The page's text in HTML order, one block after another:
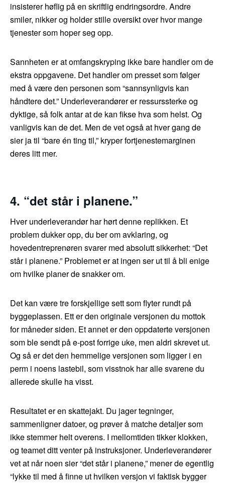
insisterer høflig på en skriftlig endringsordre. Andre
smiler, nikker og holder stille oversikt over hvor mange
tjenester som hoper seg opp.
Sannheten er at omfangskryping ikke bare handler om de
ekstra oppgavene. Det handler om presset som følger
med å være den personen som “sannsynligvis kan
håndtere det.” Underleverandører er ressurssterke og
dyktige, så folk antar at de kan fikse hva som helst. Og
vanligvis kan de det. Men de vet også at hver gang de
sier ja til “bare én ting til,” kryper fortjenestemarginen
deres litt mer.
4. “det står i planene.”
Hver underleverandør har hørt denne replikken. Et
problem dukker opp, du ber om avklaring, og
hovedentreprenøren svarer med absolutt sikkerhet: “Det
står i planene.” Problemet er at ingen ser ut til å bli enige
om hvilke planer de snakker om.
Det kan være tre forskjellige sett som flyter rundt på
byggeplassen. Ett er den originale versjonen du mottok
for måneder siden. Et annet er den oppdaterte versjonen
som ble sendt på e-post forrige uke, men aldri skrevet ut.
Og så er det den hemmelige versjonen som ligger i en
perm i noens lastebil, som visstnok har alle svarene du
allerede skulle ha visst.
Resultatet er en skattejakt. Du jager tegninger,
sammenligner datoer, og prøver å matche detaljer som
ikke stemmer helt overens. I mellomtiden tikker klokken,
og teamet ditt venter på instruksjoner. Underleverandører
vet at når noen sier “det står i planene,” mener de egentlig
“lykke til med å finne ut hvilken versjon vi faktisk bygger